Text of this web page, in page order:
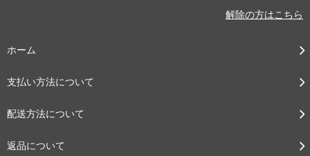
解除の方はこちら
ホーム
支払い方法について
配送方法について
返品について